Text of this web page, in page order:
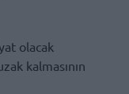
olacak
kalmasının